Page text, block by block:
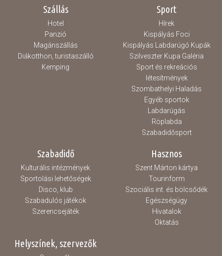
Szállás
Hotel
Panzió
Magánszállás
Diákotthon, turistaszálló
Kemping
Sport
Hírek
Kispályás Foci
Kispályás Labdarúgó Kupák
Szilveszter Kupa Galéria
Sport és rekreációs
létesítmények
Szombathelyi Haladás
Egyéb sportok
Labdarúgás
Röplabda
Szabadidősport
Szabadidő
Kulturális intézmények
Sportolási lehetőségek
Disco, klub
Szabadulós játékok
Szerencsejáték
Hasznos
Szent Márton kártya
Tourinform
Szociális int. és bölcsődék
Egészségügy
Hivatalok
Oktatás
Helyszínek, szervezők